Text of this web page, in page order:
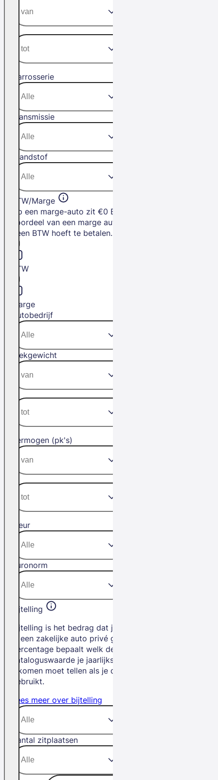
Carrosserie
Transmissie
Brandstof
BTW/Marge
Op een marge-auto zit €0 BTW. Het
voordeel van een marge auto is dat je
geen BTW hoeft te betalen.
BTW
Marge
Autobedrijf
Trekgewicht
Vermogen (pk's)
Kleur
Euronorm
Bijtelling
Bijtelling is het bedrag dat je betaalt als
je een zakelijke auto privé gebruikt. Het
percentage bepaalt welk deel van de
cataloguswaarde je jaarlijks bij je
inkomen moet tellen als je de auto privé
gebruikt.
Lees meer over bijtelling
Aantal zitplaatsen